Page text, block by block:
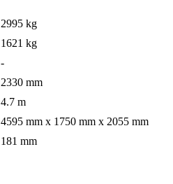
2995 kg
1621 kg
-
2330 mm
4.7 m
4595 mm x 1750 mm x 2055 mm
181 mm